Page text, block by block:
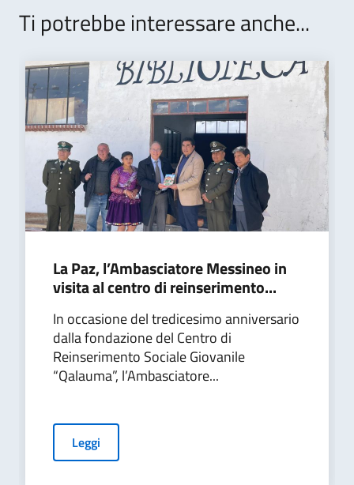
Ti potrebbe interessare anche...
La Paz, l’Ambasciatore Messineo in
visita al centro di reinserimento...
In occasione del tredicesimo anniversario
dalla fondazione del Centro di
Reinserimento Sociale Giovanile
“Qalauma”, l’Ambasciatore...
Leggi